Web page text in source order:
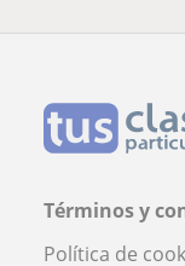
Términos y
Política de